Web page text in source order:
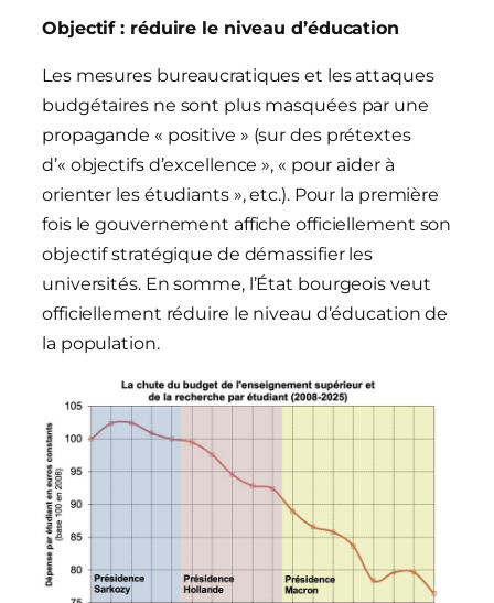
Objectif : réduire le niveau d’éducation
Les mesures bureaucratiques et les attaques
budgétaires ne sont plus masquées par une
propagande « positive » (sur des prétextes
d’« objectifs d’excellence », « pour aider à
orienter les étudiants », etc.). Pour la première
fois le gouvernement affiche officiellement son
objectif stratégique de démassifier les
universités. En somme, l’État bourgeois veut
officiellement réduire le niveau d’éducation de
la population.